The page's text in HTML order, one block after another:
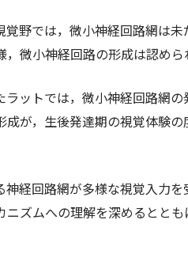
野では，微小神経回路網は
微小神経回路の形成は認めら
ットでは，微小神経回路網の
が，生後発達期の視覚体験
経回路網が多様な視覚入力
ズムへの理解を深めるとと